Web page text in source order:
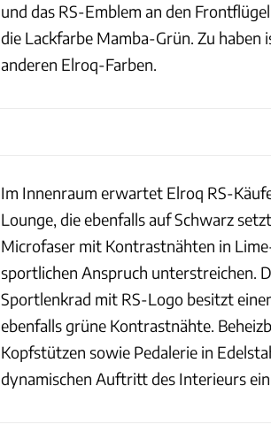
und das RS-Emblem an den
die Lackfarbe Mamba-Grün. Zu haben
anderen Elroq-Farben.
Im Innenraum erwartet Elroq RS-
Lounge, die ebenfalls auf Schwarz
Microfaser mit Kontrastnähten in
sportlichen Anspruch unterstreichen.
Sportlenkrad mit RS-Logo besitzt
ebenfalls grüne Kontrastnähte.
Kopfstützen sowie Pedalerie in
dynamischen Auftritt des Interieurs